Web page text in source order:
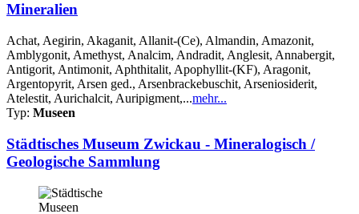
Mineralien
Achat, Aegirin, Akaganit, Allanit-(Ce), Almandin, Amazonit,
Amblygonit, Amethyst, Analcim, Andradit, Anglesit, Annabergit,
Antigorit, Antimonit, Aphthitalit, Apophyllit-(KF), Aragonit,
Argentopyrit, Arsen ged., Arsenbrackebuschit, Arseniosiderit,
Atelestit, Aurichalcit, Auripigment,...mehr...
Typ: Museen
Städtisches Museum Zwickau - Mineralogisch /
Geologische Sammlung